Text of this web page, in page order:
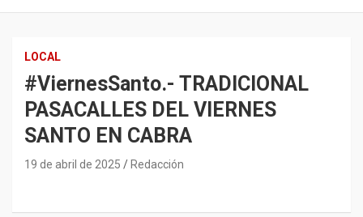
LOCAL
#ViernesSanto.- TRADICIONAL
PASACALLES DEL VIERNES
SANTO EN CABRA
19 de abril de 2025 Redacción